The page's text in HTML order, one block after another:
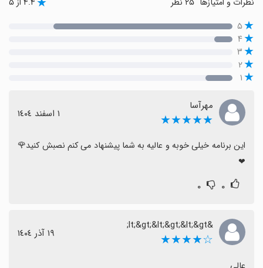
۵
۴
۳
۲
۱
مهرآسا
★★★★★ ١ اسفند ١٤٠٤
این برنامه خیلی خوبه و عالیه به شما پیشنهاد می کنم نصبش کنید🌹
❤
۰ ۰
&lt;&gt;&lt;&gt;&lt;&gt;
☆★★★★ ١٩ آذر ١٤٠٤